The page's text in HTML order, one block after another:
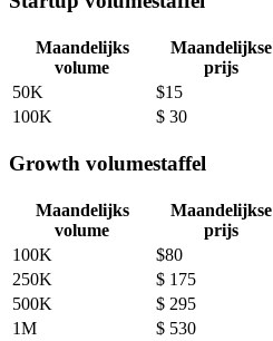
Maandelijks
volume
Maandelijkse
prijs
50K
$15
100K
$ 30
Growth volumestaffel
Maandelijks
volume
Maandelijkse
prijs
100K
$80
250K
$ 175
500K
$ 295
1M
$ 530